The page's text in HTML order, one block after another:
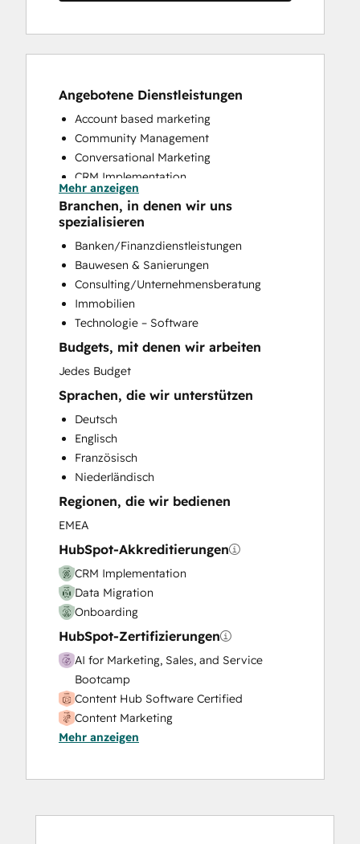
Angebotene Dienstleistungen
Account based marketing
Community Management
Conversational Marketing
CRM Implementation
CRM Migration
Custom API Integrations
Customer Success Training
Customer Support Training
Customer Survey and Analysis
Email Marketing
Full Inbound Marketing Services
Help Desk Implementation
Knowledge Base Development
Paid Advertising
Sales and Marketing Alignment
Sales Coaching and Training
Sales Enablement
Website Design
Website Development
Website Migration
Mehr anzeigen
Branchen, in denen wir uns
spezialisieren
Banken/Finanzdienstleistungen
Bauwesen & Sanierungen
Consulting/Unternehmensberatung
Immobilien
Technologie – Software
Budgets, mit denen wir arbeiten
Jedes Budget
Sprachen, die wir unterstützen
Deutsch
Englisch
Französisch
Niederländisch
Regionen, die wir bedienen
EMEA
HubSpot-Akkreditierungen
CRM Implementation
Data Migration
Onboarding
HubSpot-Zertifizierungen
AI for Marketing, Sales, and Service
Bootcamp
Content Hub Software Certified
Content Marketing
CRM Data Migration Certification
Digital Advertising
Email Marketing Certification
Mehr anzeigen